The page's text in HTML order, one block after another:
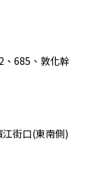
685、敦化幹
街口(東南側)